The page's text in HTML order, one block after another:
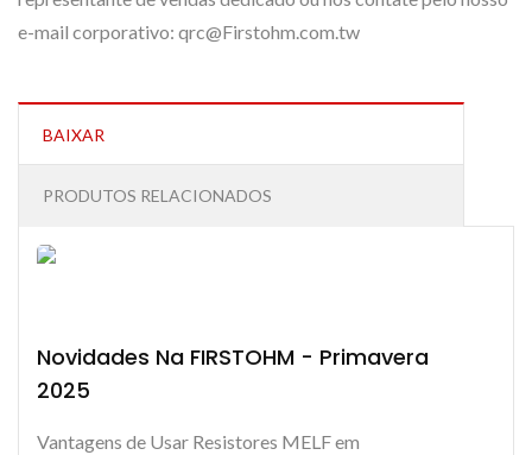
e-mail corporativo: qrc@Firstohm.com.tw
BAIXAR
PRODUTOS RELACIONADOS
Novidades Na FIRSTOHM - Primavera
2025
Vantagens de Usar Resistores MELF em